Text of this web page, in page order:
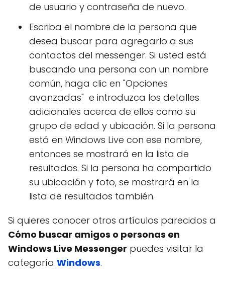
de usuario y contraseña de nuevo.
Escriba el nombre de la persona que
desea buscar para agregarlo a sus
contactos del messenger. Si usted está
buscando una persona con un nombre
común, haga clic en "Opciones
avanzadas" e introduzca los detalles
adicionales acerca de ellos como su
grupo de edad y ubicación. Si la persona
está en Windows Live con ese nombre,
entonces se mostrará en la lista de
resultados. Si la persona ha compartido
su ubicación y foto, se mostrará en la
lista de resultados también.
Si quieres conocer otros artículos parecidos a
Cómo buscar amigos o personas en
Windows Live Messenger puedes visitar la
categoría Windows.